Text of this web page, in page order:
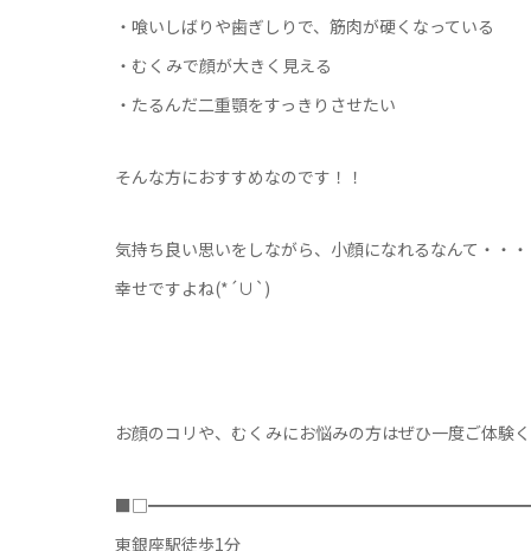
・喰いしばりや歯ぎしりで、筋肉が硬くなっている
・むくみで顔が大きく見える
・たるんだ二重顎をすっきりさせたい
そんな方におすすめなのです！！
気持ち良い思いをしながら、小顔になれるなんて・・・
幸せですよね(*´∪`)
お顔のコリや、むくみにお悩みの方はぜひ一度ご体験
東銀座駅徒歩1分